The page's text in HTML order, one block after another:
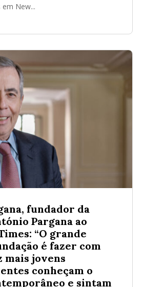
New...
fundador da
Pargana ao
“O grande
é fazer com
mais jovens
conheçam o
e sintam